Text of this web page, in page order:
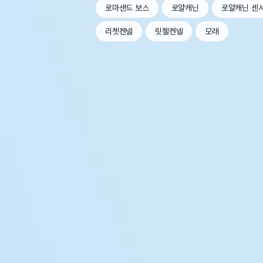
로마샌드 보스 로얄캐닌 로얄캐닌 센
리쳇켄넬 릿첼켄넬 모래